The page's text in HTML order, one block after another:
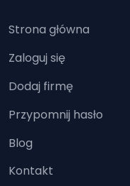
Strona główna
Zaloguj się
Dodaj firmę
Przypomnij hasło
Blog
Kontakt